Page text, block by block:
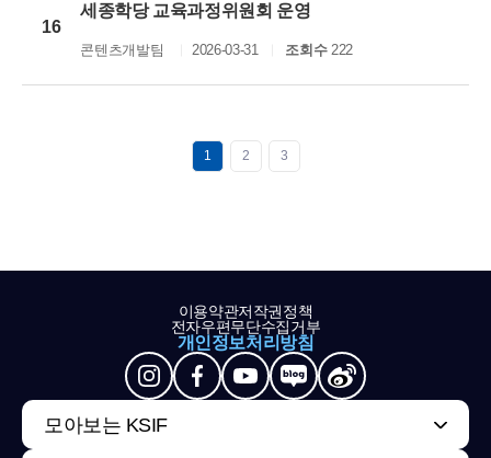
16
세종학당 교육과정위원회 운영
콘텐츠개발팀 2026-03-31 조회수222
1 2 3
이용약관저작권정책
전자우편무단수집거부
개인정보처리방침
모아보는 KSIF